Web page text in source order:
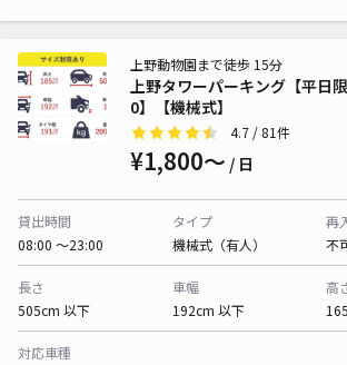
上野タワーパーキング【平日
0】【機械式】
上野動物園まで徒歩 15分
4.7 / 81件
¥1,800〜 / 日
貸出時間
08:00 〜23:00
タイプ
機械式（有人）
再
不
長さ
505cm 以下
車幅
192cm 以下
高
対応車種